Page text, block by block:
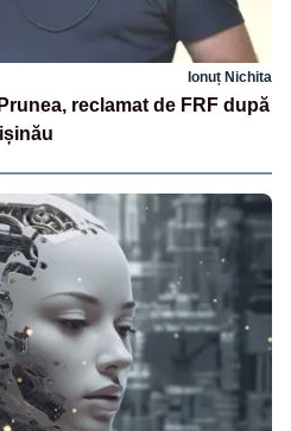
Ionuț Nichita
reclamat de FRF după